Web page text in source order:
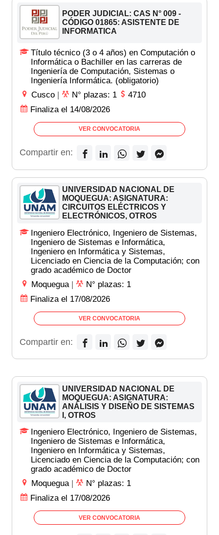
PODER JUDICIAL: CAS N° 009 -
CÓDIGO 01865: ASISTENTE DE
INFORMATICA
Título técnico (3 o 4 años) en Computación o
Informática o Bachiller en las carreras de
Ingeniería de Computación, Sistemas o
Ingeniería Informática. (obligatorio)
Cusco | N° plazas: 1
4710
Finaliza el 14/08/2026
VER CONVOCATORIA
Compartir en:
UNIVERSIDAD NACIONAL DE
MOQUEGUA: ASIGNATURA:
CIRCUITOS ELÉCTRICOS Y
ELECTRÓNICOS, OTROS
Ingeniero Electrónico, Ingeniero de Sistemas,
Ingeniero de Sistemas e Informática,
Ingeniero en Informática y Sistemas,
Licenciado en Ciencia de la Computación; con
grado académico de Doctor
Moquegua |
N° plazas: 1
Finaliza el 17/08/2026
VER CONVOCATORIA
Compartir en:
UNIVERSIDAD NACIONAL DE
MOQUEGUA: ASIGNATURA:
ANÁLISIS Y DISEÑO DE SISTEMAS
I, OTROS
Ingeniero Electrónico, Ingeniero de Sistemas,
Ingeniero de Sistemas e Informática,
Ingeniero en Informática y Sistemas,
Licenciado en Ciencia de la Computación; con
grado académico de Doctor
Moquegua
N° plazas: 1
Finaliza el 17/08/2026
VER CONVOCATORIA